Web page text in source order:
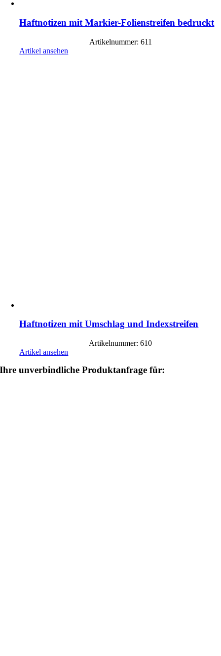
Haftnotizen mit Markier-Folienstreifen bedruckt
Artikelnummer: 611
Artikel ansehen
Haftnotizen mit Umschlag und Indexstreifen
Artikelnummer: 610
Artikel ansehen
Ihre unverbindliche Produktanfrage für: